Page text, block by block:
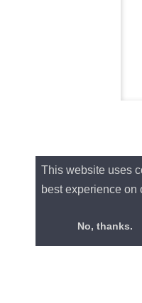
This website uses
best experience on
No, thanks.